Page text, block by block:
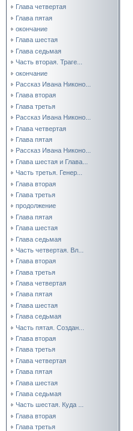
Глава четвертая
Глава пятая
окончание
Глава шестая
Глава седьмая
Часть вторая. Траге...
окончание
Рассказ Ивана Никоно...
Глава вторая
Глава третья
Рассказ Ивана Никоно...
Глава четвертая
Глава пятая
Рассказ Ивана Никоно...
Глава шестая и Глава...
Часть третья. Генер...
Глава вторая
Глава третья
продолжение
Глава пятая
Глава шестая
Глава седьмая
Часть четвертая. Вл...
Глава вторая
Глава третья
Глава четвертая
Глава пятая
Глава шестая
Глава седьмая
Часть пятая. Создан...
Глава вторая
Глава третья
Глава четвертая
Глава пятая
Глава шестая
Глава седьмая
Часть шестая. Куда ...
Глава вторая
Глава третья